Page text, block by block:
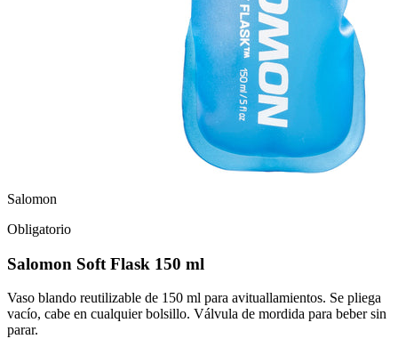
Salomon
Obligatorio
Salomon Soft Flask 150 ml
Vaso blando reutilizable de 150 ml para avituallamientos. Se pliega
vacío, cabe en cualquier bolsillo. Válvula de mordida para beber sin
parar.